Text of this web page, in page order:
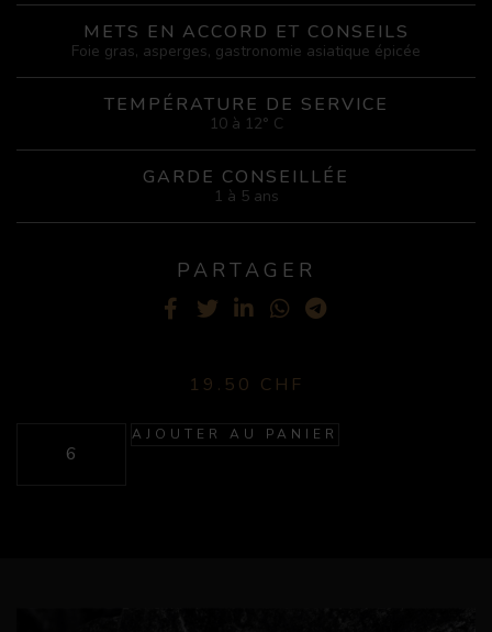
METS EN ACCORD ET CONSEILS
Foie gras, asperges, gastronomie asiatique épicée
TEMPÉRATURE DE SERVICE
10 à 12° C
GARDE CONSEILLÉE
1 à 5 ans
PARTAGER
19.50 CHF
AJOUTER AU PANIER